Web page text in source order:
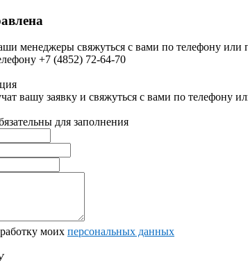
менеджеры свяжуться с вами по телефону или
+7 (4852) 72-64-70
вашу заявку и свяжуться с вами по телефону
для заполнения
моих персональных данных